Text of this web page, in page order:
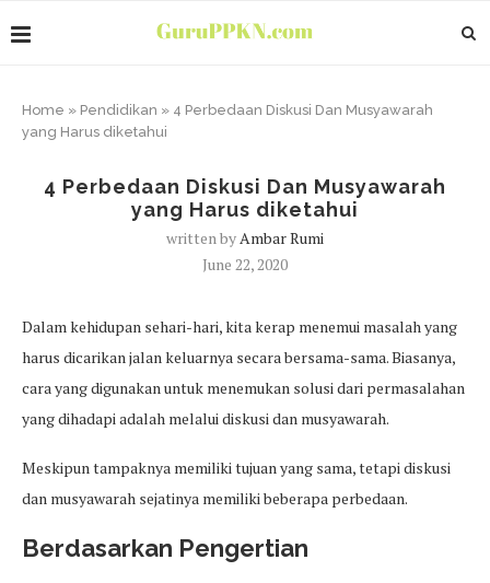
Home » Pendidikan » 4 Perbedaan Diskusi Dan Musyawarah
yang Harus diketahui
4 Perbedaan Diskusi Dan Musyawarah
yang Harus diketahui
written byAmbar Rumi
June 22, 2020
Dalam kehidupan sehari-hari, kita kerap menemui masalah yang
harus dicarikan jalan keluarnya secara bersama-sama. Biasanya,
cara yang digunakan untuk menemukan solusi dari permasalahan
yang dihadapi adalah melalui diskusi dan musyawarah.
Meskipun tampaknya memiliki tujuan yang sama, tetapi diskusi
dan musyawarah sejatinya memiliki beberapa perbedaan.
Berdasarkan Pengertian